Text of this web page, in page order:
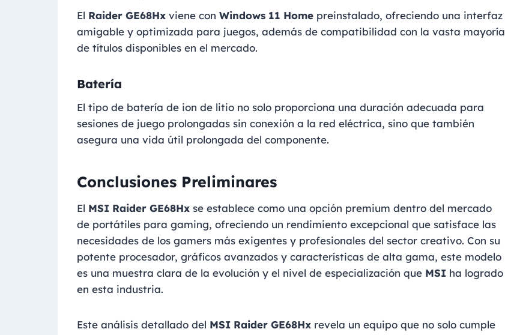
El Raider GE68Hx viene con Windows 11 Home preinstalado, ofreciendo una interfaz
amigable y optimizada para juegos, además de compatibilidad con la vasta mayoría
de títulos disponibles en el mercado.
Batería
El tipo de batería de ion de litio no solo proporciona una duración adecuada para
sesiones de juego prolongadas sin conexión a la red eléctrica, sino que también
asegura una vida útil prolongada del componente.
Conclusiones Preliminares
El MSI Raider GE68Hx se establece como una opción premium dentro del mercado
de portátiles para gaming, ofreciendo un rendimiento excepcional que satisface las
necesidades de los gamers más exigentes y profesionales del sector creativo. Con su
potente procesador, gráficos avanzados y características de alta gama, este modelo
es una muestra clara de la evolución y el nivel de especialización que MSI ha logrado
en esta industria.
Este análisis detallado del MSI Raider GE68Hx revela un equipo que no solo cumple